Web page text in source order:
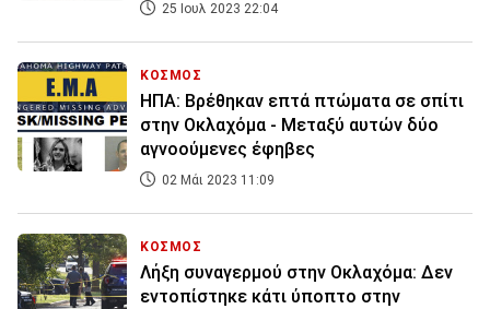
25 Ιουλ 2023 22:04
ΚΟΣΜΟΣ
ΗΠΑ: Βρέθηκαν επτά πτώματα σε σπίτι
στην Οκλαχόμα - Μεταξύ αυτών δύο
αγνοούμενες έφηβες
02 Μάι 2023 11:09
ΚΟΣΜΟΣ
Λήξη συναγερμού στην Οκλαχόμα: Δεν
εντοπίστηκε κάτι ύποπτο στην